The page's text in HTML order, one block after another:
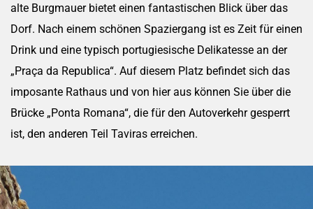
alte Burgmauer bietet einen fantastischen Blick über das
Dorf. Nach einem schönen Spaziergang ist es Zeit für einen
Drink und eine typisch portugiesische Delikatesse an der
„Praça da Republica“. Auf diesem Platz befindet sich das
imposante Rathaus und von hier aus können Sie über die
Brücke „Ponta Romana“, die für den Autoverkehr gesperrt
ist, den anderen Teil Taviras erreichen.